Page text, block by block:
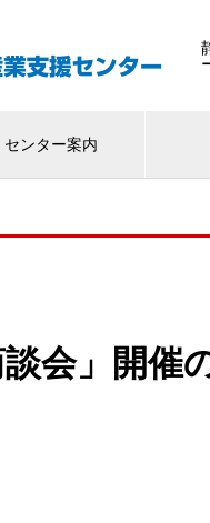
センター案内
談会」開催